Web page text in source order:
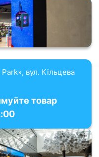
вул. Кільцева
товар